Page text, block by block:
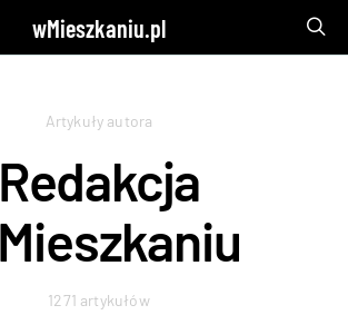
wMieszkaniu.pl
Artykuły autora
Redakcja
1271 artykułów